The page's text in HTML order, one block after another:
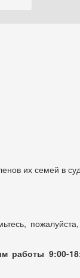
их семей в
работы 9:00-